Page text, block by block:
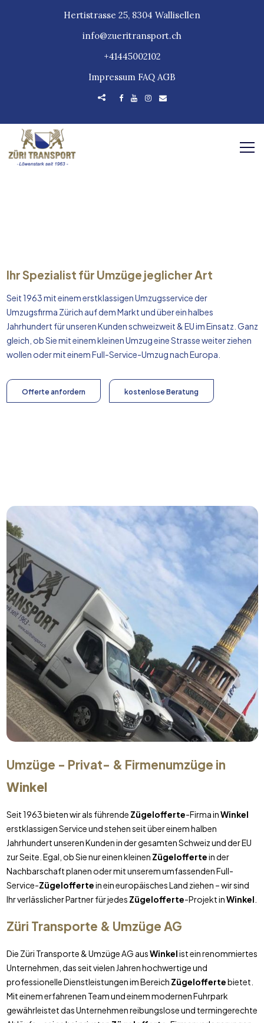
Hertistrasse 25, 8304 Wallisellen
info@zueritransport.ch
+41445002102
Impressum FAQ AGB
Ihr Spezialist für Umzüge jeglicher Art
Seit 1963 mit einem erstklassigen Umzugsservice der
Umzugsfirma Zürich auf dem Markt und über ein halbes
Jahrhundert für unseren Kunden schweizweit & EU im Einsatz. Ganz
gleich, ob Sie mit einem kleinen Umzug eine Strasse weiter ziehen
wollen oder mit einem Full-Service-Umzug nachEuropa
Offerte anfordern kostenlose Beratung
Umzüge - Privat- & Firmenumzüge in
Winkel
Seit 1963 bieten wir als führende Zügelofferte-Firma inWinkel
erstklassigen Service und stehen seit über einem halben
Jahrhundert unseren Kunden in der gesamten Schweiz und der EU
zur Seite. Egal, ob Sie nur einen kleinen Zügeloffertein der
Nachbarschaft planen oder mit unserem umfassenden Full-
Service-Zügeloffertein ein europäisches Land ziehen – wir sind
Ihr verlässlicher Partner für jedes Zügelofferte-Projekt inWinkel
Züri Transporte & Umzüge AG
Die Züri Transporte & Umzüge AG ausWinkelist ein renommiertes
Unternehmen, das seit vielen Jahren hochwertige und
professionelle Dienstleistungen im Bereich Zügeloffertebietet.
Mit einem erfahrenen Team und einem modernen Fuhrpark
gewährleistet das Unternehmen reibungslose und termingerechte